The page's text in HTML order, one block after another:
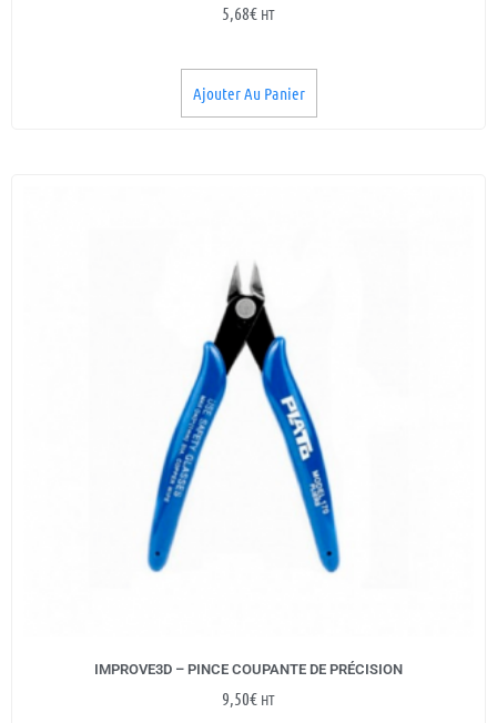
5,68€ HT
Ajouter Au Panier
IMPROVE3D – PINCE COUPANTE DE PRÉCISION
9,50€ HT